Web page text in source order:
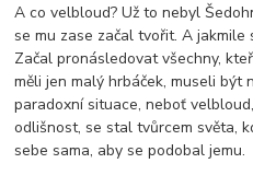
A co velbloud? Už to nebyl
se mu zase začal tvořit. A
Začal pronásledovat všechny,
měli jen malý hrbáček, museli být
paradoxní situace, neboť
odlišnost, se stal tvůrcem světa,
sebe sama, aby se podobal jemu.